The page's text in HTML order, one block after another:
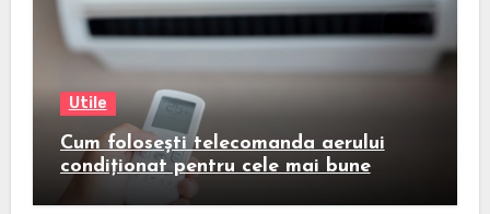
Utile
Cum folosești telecomanda aerului
condiționat pentru cele mai bune